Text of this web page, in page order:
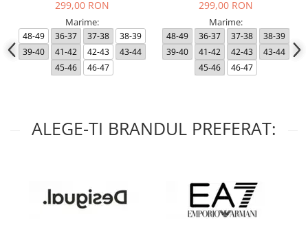
299,00 RON
Marime:
48-49 36-37 37-38
38-39
39-40
41-42 42-43
43-44
45-46
46-47
299,00 RON
Marime:
48-49 36-37 37-38
38-39
39-40
41-42 42-43
43-44
45-46
46-47
ALEGE-TI BRANDUL PREFERAT: